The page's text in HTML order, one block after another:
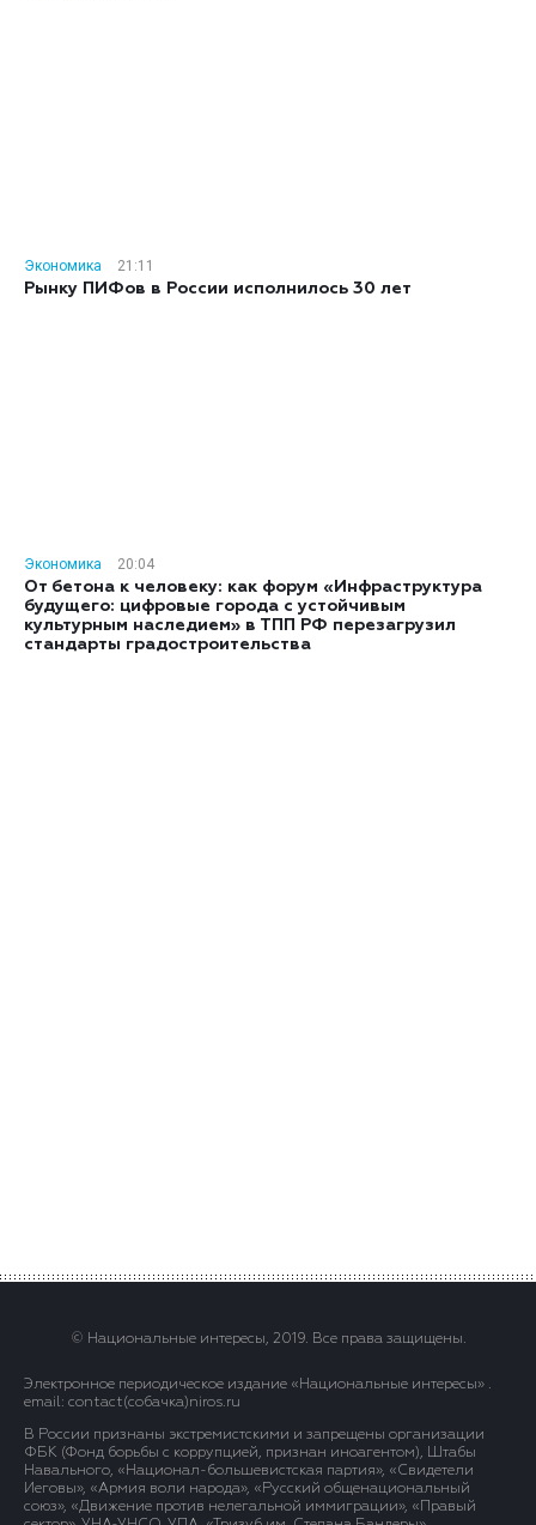
Экономика
21:11
Рынку ПИФов в России исполнилось 30 лет
Экономика
20:04
От бетона к человеку: как форум «Инфраструктура
будущего: цифровые города с устойчивым
культурным наследием» в ТПП РФ перезагрузил
стандарты градостроительства
© Национальные интересы, 2019. Все права защищены.
Электронное периодическое издание «Национальные интересы» .
email: contact(сoбaчка)niros.ru
В России признаны экстремистскими и запрещены организации
ФБК (Фонд борьбы с коррупцией, признан иноагентом), Штабы
Навального, «Национал-большевистская партия», «Свидетели
Иеговы», «Армия воли народа», «Русский общенациональный
союз», «Движение против нелегальной иммиграции», «Правый